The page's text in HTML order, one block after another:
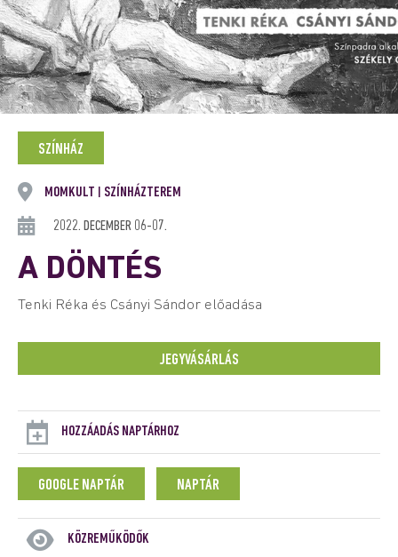
SZÍNHÁZ
MOMKULT SZÍNHÁZTEREM
2022. DECEMBER 06-07.
A DÖNTÉS
Tenki Réka és Csányi Sándor előadása
JEGYVÁSÁRLÁS
HOZZÁADÁS NAPTÁRHOZ
GOOGLE NAPTÁR NAPTÁR
KÖZREMŰKÖDŐK